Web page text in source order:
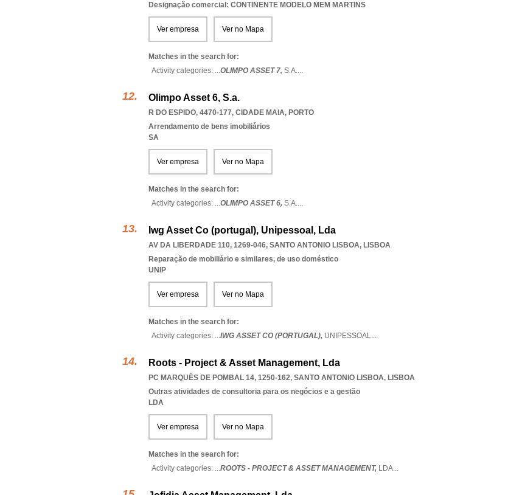
Designação comercial: CONTINENTE MODELO MEM MARTINS
Ver empresa Ver no Mapa
Matches in the search for:
Activity categories: ...OLIMPO ASSET 7, S.A....
Olimpo Asset 6, S.a.
R DO ESPIDO, 4470-177, CIDADE MAIA, PORTO
Arrendamento de bens imobiliários
SA
Ver empresa Ver no Mapa
Matches in the search for:
Activity categories: ...OLIMPO ASSET 6, S.A....
Iwg Asset Co (portugal), Unipessoal, Lda
AV DA LIBERDADE 110, 1269-046, SANTO ANTONIO LISBOA, LISBOA
Reparação de mobiliário e similares, de uso doméstico
UNIP
Ver empresa Ver no Mapa
Matches in the search for:
Activity categories: ...IWG ASSET CO (PORTUGAL), UNIPESSOAL...
Roots - Project & Asset Management, Lda
PC MARQUÊS DE POMBAL 14, 1250-162, SANTO ANTONIO LISBOA, LISBOA
Outras atividades de consultoria para os negócios e a gestão
LDA
Ver empresa Ver no Mapa
Matches in the search for:
Activity categories: ...ROOTS - PROJECT & ASSET MANAGEMENT, LDA...